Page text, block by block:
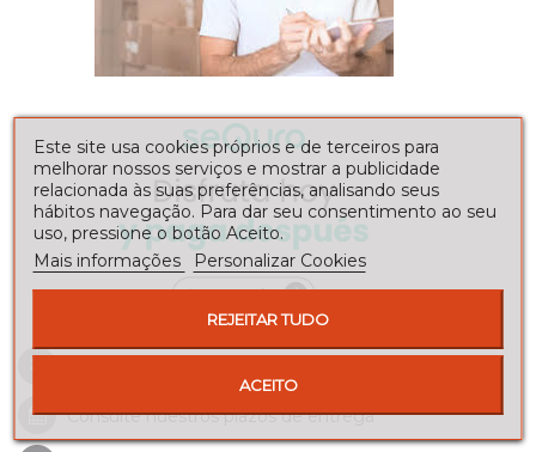
Consulte nuestrosplazos de entrega
Este site usa cookies próprios e de terceiros para
melhorar nossos serviços e mostrar a publicidade
relacionada às suas preferências, analisando seus
hábitos navegação. Para dar seu consentimento ao seu
uso, pressione o botão Aceito.
Mais informações
Personalizar Cookies
REJEITAR TUDO
ACEITO